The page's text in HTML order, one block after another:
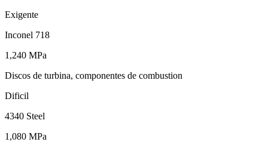
Exigente
Inconel 718
1,240 MPa
Discos de turbina, componentes de combustion
Dificil
4340 Steel
1,080 MPa